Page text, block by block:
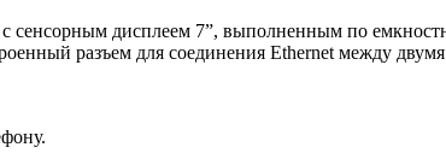
сенсорным дисплеем 7”, выполненным по
разъем для соединения Ethernet между